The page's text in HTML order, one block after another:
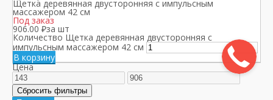
Щетка деревянная двусторонняя с импульсным
массажером 42 см
Под заказ
906.00 ₽за шт
Количество Щетка деревянная двусторонняя с
импульсным массажером 42 см
В корзину
Цена